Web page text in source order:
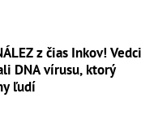
z čias Inkov! Vedci
DNA vírusu, ktorý
ľudí